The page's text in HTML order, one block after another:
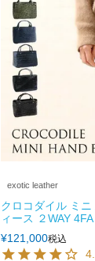
exotic leather
クロコダイル ミ
ィース ２WAY 4FA
¥121,000税込